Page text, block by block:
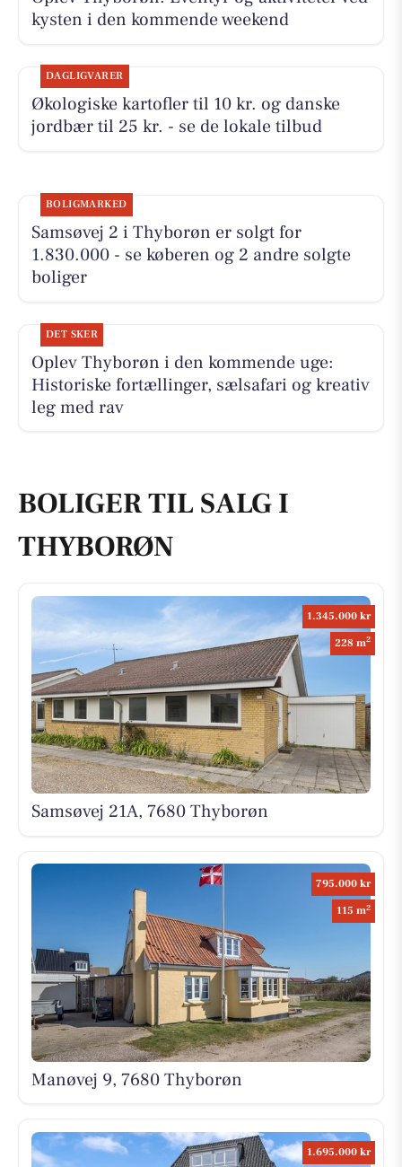
kysten i den kommende weekend
DAGLIGVARER
Økologiske kartofler til 10 kr. og danske
jordbær til 25 kr. - se de lokale tilbud
BOLIGMARKED
Samsøvej 2 i Thyborøn er solgt for
1.830.000 - se køberen og 2 andre solgte
boliger
DET SKER
Oplev Thyborøn i den kommende uge:
Historiske fortællinger, sælsafari og kreativ
leg med rav
BOLIGER TIL SALG I
THYBORØN
1.345.000 kr
228 m2
Samsøvej 21A, 7680 Thyborøn
795.000 kr
115 m2
Manøvej 9, 7680 Thyborøn
1.695.000 kr